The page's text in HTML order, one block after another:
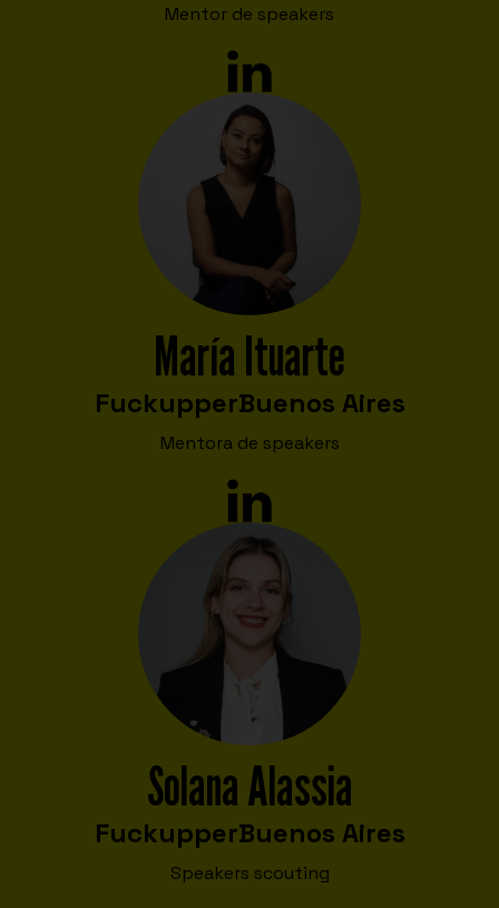
Mentor de speakers
María Ituarte
FuckupperBuenos Aires
Mentora de speakers
Solana Alassia
FuckupperBuenos Aires
Speakers scouting